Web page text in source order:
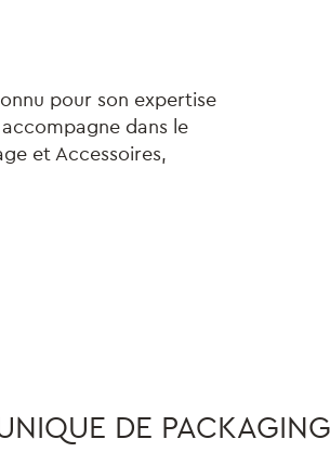
pour son expertise
dans le
et Accessoires,
DE